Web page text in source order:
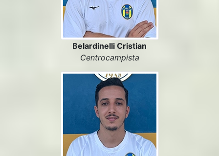
Belardinelli Cristian
Centrocampista